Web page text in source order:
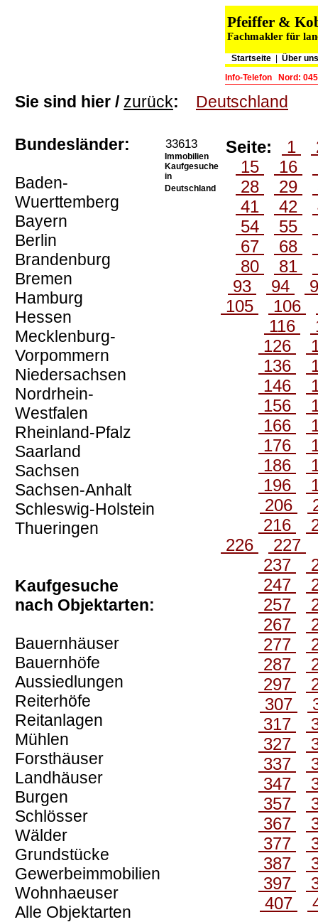
Pfeiffer &
Fachmakler für
Startseite
Über uns
Info-Telefon
Nord:
Sie sind hier / zurück: Deutschland
Bundesländer:
Baden-
Wuerttemberg
Bayern
Berlin
Brandenburg
Bremen
Hamburg
Hessen
Mecklenburg-
Vorpommern
Niedersachsen
Nordrhein-
Westfalen
Rheinland-Pfalz
Saarland
Sachsen
Sachsen-Anhalt
Schleswig-Holstein
Thueringen
Kaufgesuche
nach Objektarten:
Bauernhäuser
Bauernhöfe
Aussiedlungen
Reiterhöfe
Reitanlagen
Mühlen
Forsthäuser
Landhäuser
Burgen
Schlösser
Wälder
Grundstücke
Gewerbeimmobilien
Wohnhaeuser
Alle Objektarten
33613
Immobilien
Kaufgesuche
in
Deutschland
Seite: 1
15
16
28
29
41
42
54
55
67
68
80
81
93
94
105
106
116
126
136
146
156
166
176
186
196
206
216
226
227
237
247
257
267
277
287
297
307
317
327
337
347
357
367
377
387
397
407